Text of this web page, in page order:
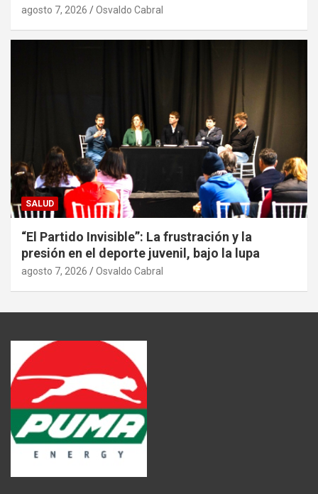
agosto 7, 2026 Osvaldo Cabral
SALUD
“El Partido Invisible”: La frustración y la
presión en el deporte juvenil, bajo la lupa
agosto 7, 2026 Osvaldo Cabral